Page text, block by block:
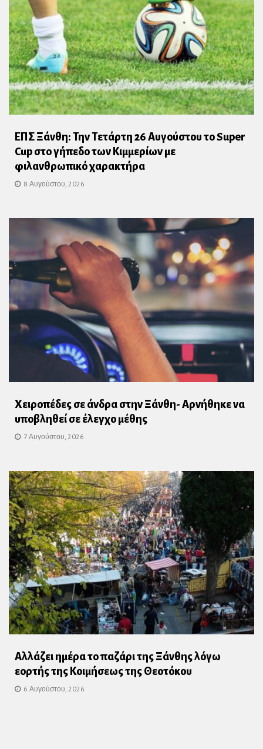
ΕΠΣ Ξάνθη: Την Τετάρτη 26 Αυγούστου το Super
Cup στο γήπεδο των Κιμμερίων με
φιλανθρωπικό χαρακτήρα
8 Αυγούστου, 2026
Χειροπέδες σε άνδρα στην Ξάνθη- Αρνήθηκε να
υποβληθεί σε έλεγχο μέθης
7 Αυγούστου, 2026
Αλλάζει ημέρα το παζάρι της Ξάνθης λόγω
εορτής της Κοιμήσεως της Θεοτόκου
6 Αυγούστου, 2026